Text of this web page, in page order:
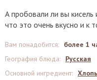
А пробовали ли вы кисель
что это очень вкусно и к
Вам понадобится:
более 1
География блюда:
Русская
Основной ингредиент: